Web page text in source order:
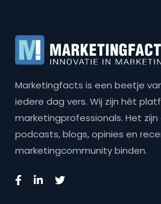
Marketingfacts is een beetje
iedere dag vers. Wij zijn hét
marketingprofessionals. Het zijn
podcasts, blogs, opinies en
marketingcommunity binden.